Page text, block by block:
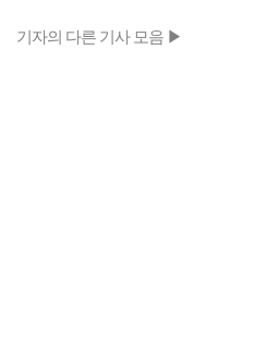
기자의 다른 기사 모음 ▶